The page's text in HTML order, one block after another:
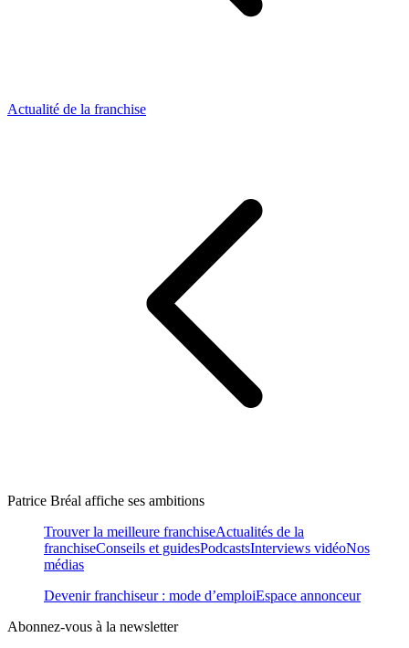
Actualité de la franchise
Patrice Bréal affiche ses ambitions
Trouver la meilleure franchiseActualités de la
franchiseConseils et guidesPodcastsInterviews vidéoNos
médias
Devenir franchiseur : mode d’emploiEspace annonceur
Abonnez-vous à la newsletter